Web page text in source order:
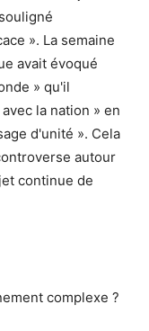
». La semaine
avait évoqué
» qu'il
la nation » en
d'unité ». Cela
autour
continue de
complexe ?